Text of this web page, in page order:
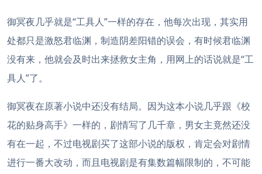
御冥夜几乎就是“工具人”一样的存在，他每次出现，其实用
处都只是激怒君临渊，制造阴差阳错的误会，有时候君临渊
没有来，他就会及时出来拯救女主角，用网上的话说就是“工
具人”了。
御冥夜在原著小说中还没有结局。因为这本小说几乎跟《校
花的贴身高手》一样的，剧情写了几千章，男女主竟然还没
有在一起，不过电视剧买了这部小说的版权，肯定会对剧情
进行一番大改动，而且电视剧是有集数篇幅限制的，不可能